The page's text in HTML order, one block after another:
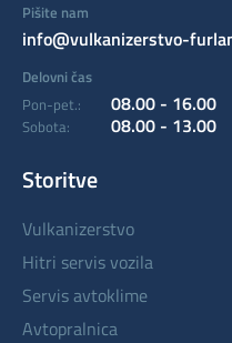
Pišite nam
info@vulkanizerstvo-
Delovni čas
Pon-pet.:
08.00 - 16.00
Sobota: 08.00 - 13.00
Storitve
vulkanizerstvo
hitri servis vozila
servis avtoklime
avtopralnica